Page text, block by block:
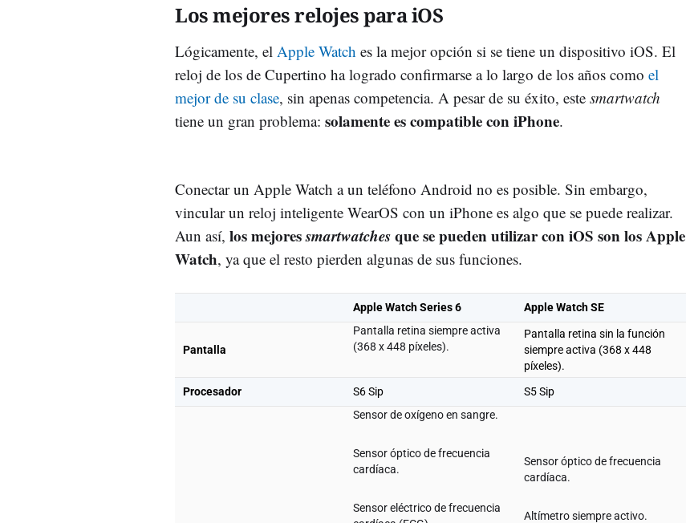
Los mejores relojes para iOS
Lógicamente, el Apple Watch es la mejor opción si se tiene un dispositivo iOS. El
reloj de los de Cupertino ha logrado confirmarse a lo largo de los años como el
mejor de su clase, sin apenas competencia. A pesar de su éxito, este smartwatch
tiene un gran problema: solamente es compatible con iPhone.
Conectar un Apple Watch a un teléfono Android no es posible. Sin embargo,
vincular un reloj inteligente WearOS con un iPhone es algo que se puede realizar.
Aun así, los mejoressmartwatchesque se pueden utilizar con iOS son los Apple
Watch, ya que el resto pierden algunas de sus funciones.
Apple Watch Series 6 Apple Watch SE
Pantalla
Pantalla retina siempre activa
(368 x 448 píxeles).
Pantalla retina sin la función
siempre activa (368 x 448
píxeles).
Procesador
S6 Sip S5 Sip
Sensor de oxígeno en sangre.
Sensor óptico de frecuencia
cardíaca.
Sensor eléctrico de frecuencia
Sensor óptico de frecuencia
cardíaca.
Altímetro siempre activo.